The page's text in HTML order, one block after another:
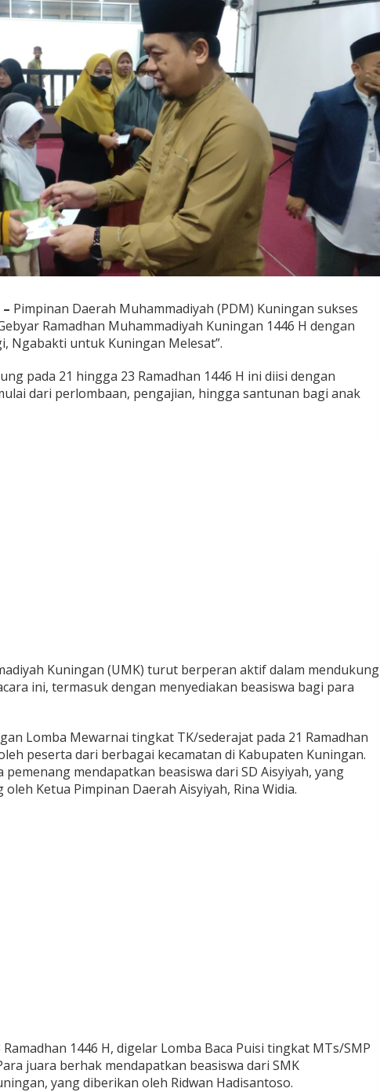
Pimpinan Daerah Muhammadiyah (PDM) Kuningan sukses
Ramadhan Muhammadiyah Kuningan 1446 H dengan
Ngabakti untuk Kuningan Melesat”.
pada 21 hingga 23 Ramadhan 1446 H ini diisi dengan
dari perlombaan, pengajian, hingga santunan bagi anak
Kuningan (UMK) turut berperan aktif dalam mendukung
ini, termasuk dengan menyediakan beasiswa bagi para
Lomba Mewarnai tingkat TK/sederajat pada 21 Ramadhan
peserta dari berbagai kecamatan di Kabupaten Kuningan.
pemenang mendapatkan beasiswa dari SD Aisyiyah, yang
Ketua Pimpinan Daerah Aisyiyah, Rina Widia.
1446 H, digelar Lomba Baca Puisi tingkat MTs/SMP
juara berhak mendapatkan beasiswa dari SMK
yang diberikan oleh Ridwan Hadisantoso.